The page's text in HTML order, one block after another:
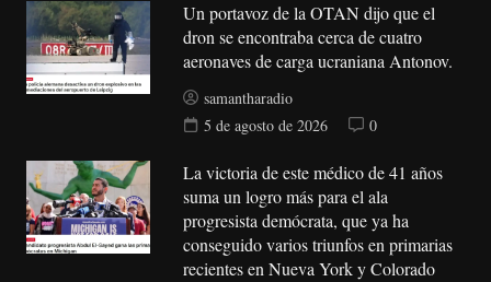
Un portavoz de la OTAN dijo que el
dron se encontraba cerca de cuatro
aeronaves de carga ucraniana Antonov.
samantharadio
5 de agosto de 2026
0
La victoria de este médico de 41 años
suma un logro más para el ala
progresista demócrata, que ya ha
conseguido varios triunfos en primarias
recientes en Nueva York y Colorado